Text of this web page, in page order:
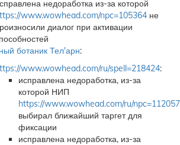
недоработка из-за которой
www.wowhead.com/npc=105364 не
диалог при активации
ботаник Тел'арн:
www.wowhead.com/ru/spell=218424:
исправлена недоработка, из-за
которой НИП
https://www.wowhead.com/ru/npc=112057
выбирал ближайший таргет для
фиксации
исправлена недоработка, из-за